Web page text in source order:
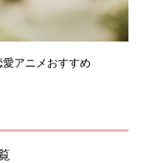
アニメおすすめ